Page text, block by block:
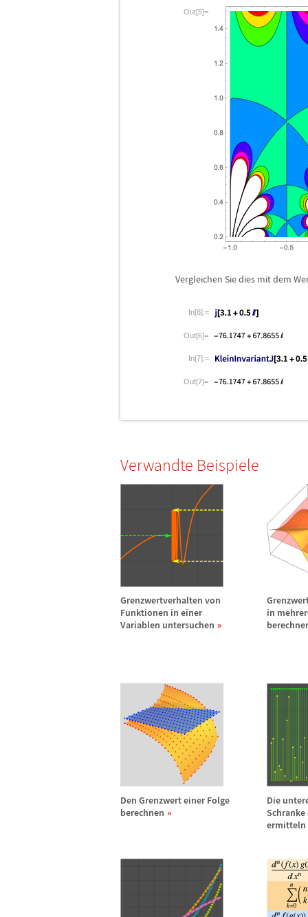
Out[5]=
Vergleichen Sie dies mit dem
In[6]:=
Out[6]=
In[7]:=
Out[7]=
Verwandte Beispiele
Grenzwertverhalten von
Funktionen in einer
Variablen untersuchen
in
Den Grenzwert einer Folge
berechnen
Die
Schranke
ermitteln